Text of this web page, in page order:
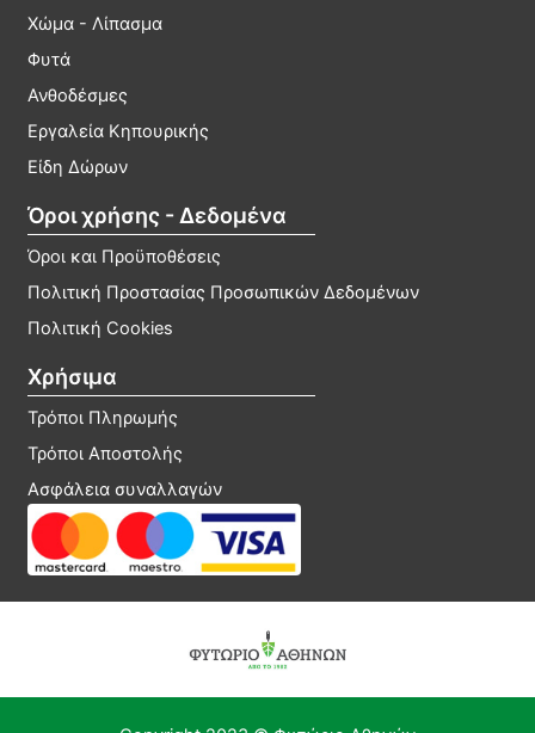
Χώμα - Λίπασμα
Φυτά
Ανθοδέσμες
Εργαλεία Κηπουρικής
Είδη Δώρων
Όροι χρήσης - Δεδομένα
Όροι και Προϋποθέσεις
Πολιτική Προστασίας Προσωπικών Δεδομένων
Πολιτική Cookies
Χρήσιμα
Τρόποι Πληρωμής
Τρόποι Αποστολής
Ασφάλεια συναλλαγών